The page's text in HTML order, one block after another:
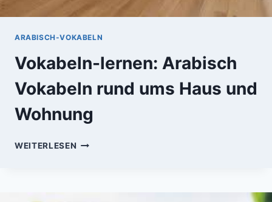
ARABISCH-VOKABELN
Vokabeln-lernen: Arabisch
Vokabeln rund ums Haus und
Wohnung
WEITERLESEN VOKABELN-